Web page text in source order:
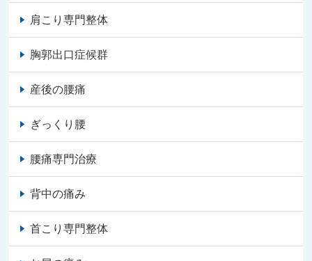
肩こり専門整体
胸郭出口症候群
産後の腰痛
ぎっくり腰
腰痛専門治療
背中の痛み
首こり専門整体